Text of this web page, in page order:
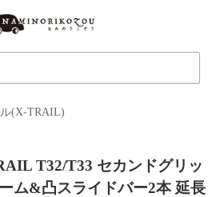
(X-TRAIL)
T32/T33 セカンドグリッ
ム&凸スライドバー2本 延長